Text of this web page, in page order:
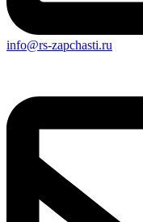
info@rs-zapchasti.ru